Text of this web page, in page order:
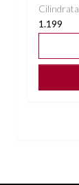
Cilindrata
1.199